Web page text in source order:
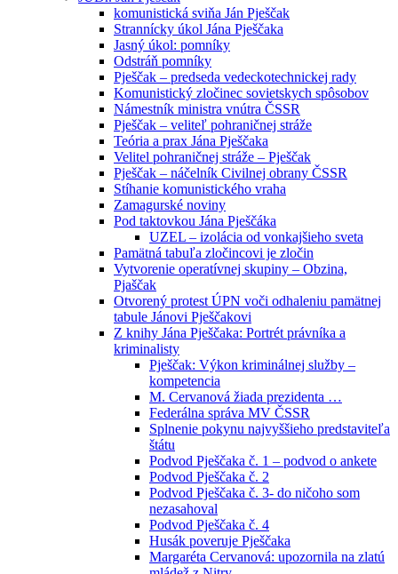
komunistická sviňa Ján Pješčak
Strannícky úkol Jána Pješčaka
Jasný úkol: pomníky
Odstráň pomníky
Pješčak – predseda vedeckotechnickej rady
Komunistický zločinec sovietskych spôsobov
Námestník ministra vnútra ČSSR
Pješčak – veliteľ pohraničnej stráže
Teória a prax Jána Pješčaka
Velitel pohraničnej stráže – Pješčak
Pješčak – náčelník Civilnej obrany ČSSR
Stíhanie komunistického vraha
Zamagurské noviny
Pod taktovkou Jána Pješčáka
UZEL – izolácia od vonkajšieho sveta
Pamätná tabuľa zločincovi je zločin
Vytvorenie operatívnej skupiny – Obzina,
Pjaščak
Otvorený protest ÚPN voči odhaleniu pamätnej
tabule Jánovi Pješčakovi
Z knihy Jána Pješčaka: Portrét právníka a
kriminalisty
Pješčak: Výkon kriminálnej služby –
kompetencia
M. Cervanová žiada prezidenta …
Federálna správa MV ČSSR
Splnenie pokynu najvyššieho predstaviteľa
štátu
Podvod Pješčaka č. 1 – podvod o ankete
Podvod Pješčaka č. 2
Podvod Pješčaka č. 3- do ničoho som
nezasahoval
Podvod Pješčaka č. 4
Husák poveruje Pješčaka
Margaréta Cervanová: upozornila na zlatú